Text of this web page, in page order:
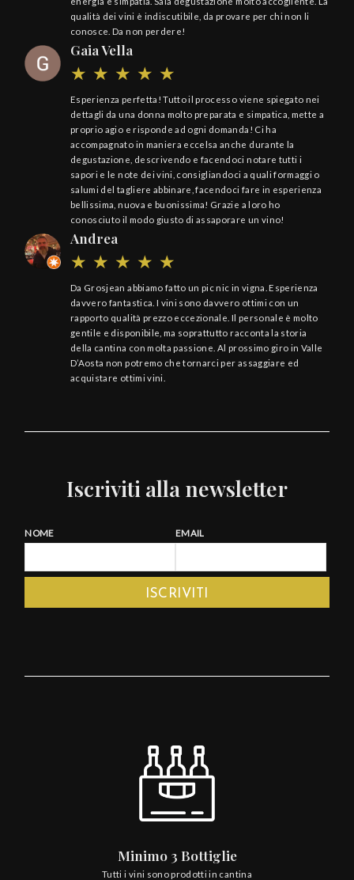
qualità dei vini è indiscutibile, da provare per chi non li
conosce. Da non perdere!
Gaia Vella
Esperienza perfetta! Tutto il processo viene spiegato nei
dettagli da una donna molto preparata e simpatica, mette a
proprio agio e risponde ad ogni domanda! Ci ha
accompagnato in maniera eccelsa anche durante la
degustazione, descrivendo e facendoci notare tutti i
sapori e le note dei vini, consigliandoci a quali formaggi o
salumi del tagliere abbinare, facendoci fare in esperienza
bellissima, nuova e buonissima! Grazie a loro ho
conosciuto il modo giusto di assaporare un vino!
Andrea
Da Grosjean abbiamo fatto un pic nic in vigna. Esperienza
davvero fantastica. I vini sono davvero ottimi con un
rapporto qualità prezzo eccezionale. Il personale è molto
gentile e disponibile, ma soprattutto racconta la storia
della cantina con molta passione. Al prossimo giro in Valle
D’Aosta non potremo che tornarci per assaggiare ed
acquistare ottimi vini.
Iscriviti alla newsletter
NOME EMAIL
Minimo 3 Bottiglie
Tutti i vini sono prodotti in cantina